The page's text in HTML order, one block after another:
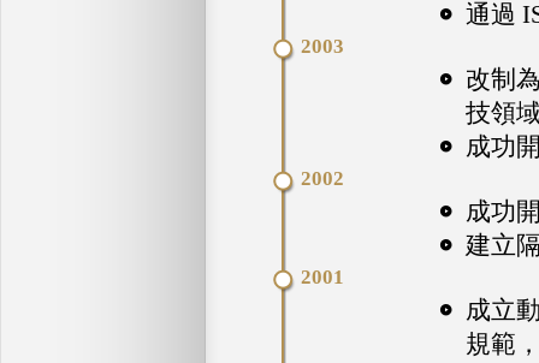
通過
2003
改制
技領
成功
2002
成功
建立
2001
成立
規範